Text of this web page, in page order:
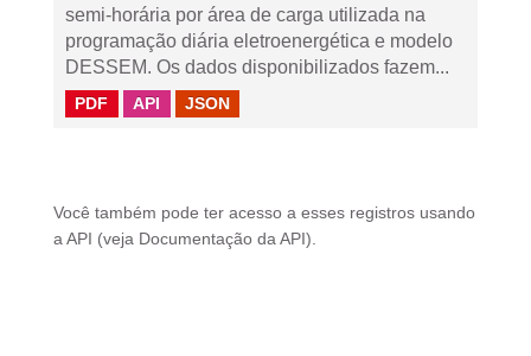
semi-horária por área de carga utilizada na
programação diária eletroenergética e modelo
DESSEM. Os dados disponibilizados fazem...
PDF API JSON
Você também pode ter acesso a esses registros usando
a API (veja Documentação da API ).